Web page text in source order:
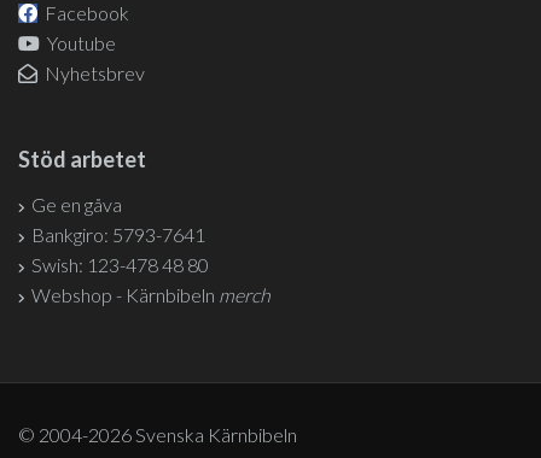
Facebook
Youtube
Nyhetsbrev
Stöd arbetet
Ge en gåva
Bankgiro: 5793-7641
Swish: 123-478 48 80
Webshop - Kärnbibeln merch
© 2004-2026 Svenska Kärnbibeln